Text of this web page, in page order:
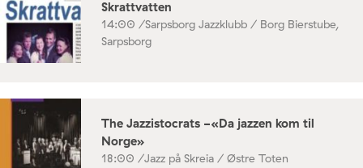
Skrattvatten
14:00 /Sarpsborg Jazzklubb / Borg Bierstube,
Sarpsborg
The Jazzistocrats -«Da jazzen kom til
Norge»
18:00 /Jazz på Skreia / Østre Toten